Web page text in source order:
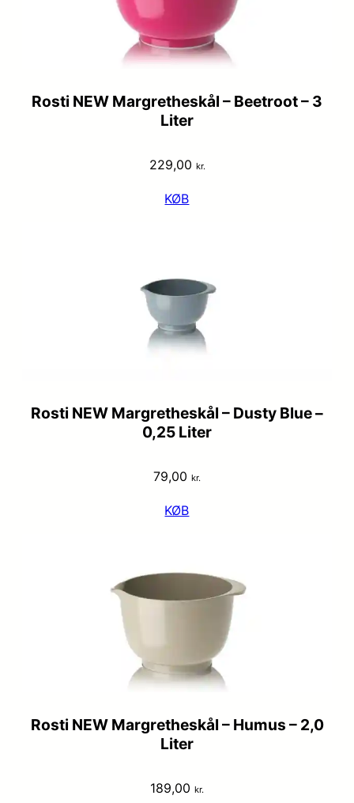
Rosti NEW Margretheskål – Beetroot – 3
Liter
229,00 kr.
KØB
Rosti NEW Margretheskål – Dusty Blue –
0,25 Liter
79,00 kr.
KØB
Rosti NEW Margretheskål – Humus – 2,0
Liter
189,00 kr.